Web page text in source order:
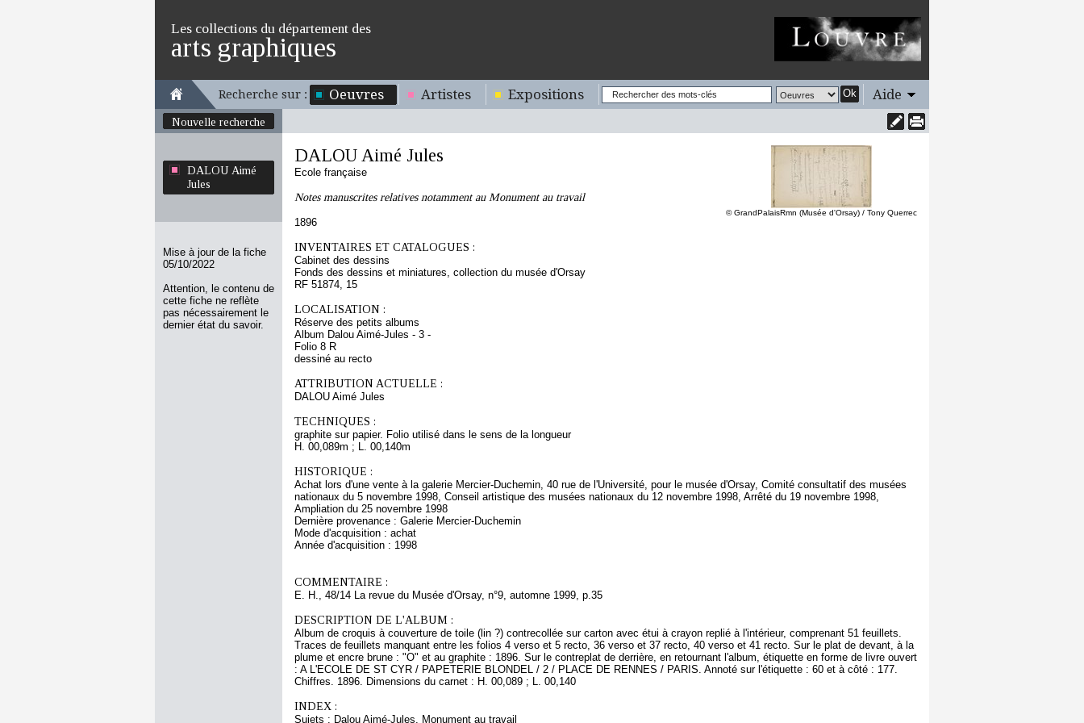
Les collections du département des
arts graphiques
Recherche sur : Oeuvres Artistes Expositions Ok Aide
Nouvelle recherche
DALOU Aimé
Jules
Mise à jour de la fiche
05/10/2022
Attention, le contenu de
cette fiche ne reflète
pas nécessairement le
dernier état du savoir.
© GrandPalaisRmn (Musée d'Orsay) / Tony Querrec
DALOU Aimé Jules
Ecole française
Notes manuscrites relatives notamment au Monument au travail
1896
INVENTAIRES ET CATALOGUES :
Cabinet des dessins
Fonds des dessins et miniatures, collection du musée d'Orsay
RF 51874, 15
LOCALISATION :
Réserve des petits albums
Album Dalou Aimé-Jules - 3 -
Folio 8 R
dessiné au recto
ATTRIBUTION ACTUELLE :
DALOU Aimé Jules
TECHNIQUES :
graphite sur papier. Folio utilisé dans le sens de la longueur
H. 00,089m ; L. 00,140m
HISTORIQUE :
Achat lors d'une vente à la galerie Mercier-Duchemin, 40 rue de l'Université, pour le musée d'Orsay, Comité consultatif des musées
nationaux du 5 novembre 1998, Conseil artistique des musées nationaux du 12 novembre 1998, Arrêté du 19 novembre 1998,
Ampliation du 25 novembre 1998
Dernière provenance : Galerie Mercier-Duchemin
Mode d'acquisition : achat
Année d'acquisition : 1998
COMMENTAIRE :
E. H., 48/14 La revue du Musée d'Orsay, n°9, automne 1999, p.35
DESCRIPTION DE L'ALBUM :
Album de croquis à couverture de toile (lin ?) contrecollée sur carton avec étui à crayon replié à l'intérieur, comprenant 51 feuillets.
Traces de feuillets manquant entre les folios 4 verso et 5 recto, 36 verso et 37 recto, 40 verso et 41 recto. Sur le plat de devant, à la
plume et encre brune : "O" et au graphite : 1896. Sur le contreplat de derrière, en retournant l'album, étiquette en forme de livre ouvert
: A L'ECOLE DE ST CYR / PAPETERIE BLONDEL / 2 / PLACE DE RENNES / PARIS. Annoté sur l'étiquette : 60 et à côté : 177.
Chiffres. 1896. Dimensions du carnet : H. 00,089 ; L. 00,140
INDEX :
Sujets : Dalou Aimé-Jules, Monument au travail